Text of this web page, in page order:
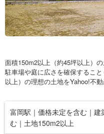
面積150m2以上（約45坪以上）
駐車場や庭に広さを確保するこ
以上）の理想の土地をYahoo!不動
富岡駅｜価格未定を含む｜建
む｜土地150m2以上